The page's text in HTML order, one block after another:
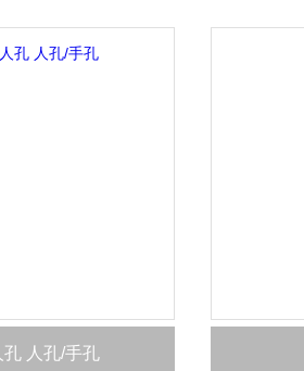
孔 人孔/手孔